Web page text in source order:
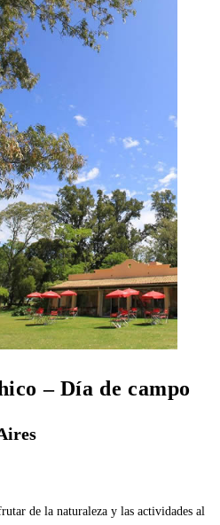
– Día de campo
de la naturaleza y las actividades al